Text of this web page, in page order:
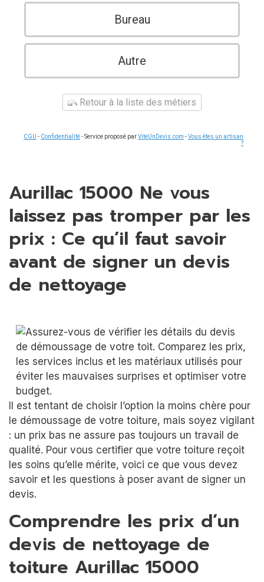
Bureau
Autre
Retour à la liste des métiers
CGU - Confidentialité- Service proposé parViteUnDevis.com -Vous êtes un artisan
?
Aurillac 15000 Ne vous
laissez pas tromper par les
prix : Ce qu’il faut savoir
avant de signer un devis
de nettoyage
Il est tentant de choisir l’option la moins chère pour
le démoussage de votre toiture, mais soyez vigilant
: un prix bas ne assure pas toujours un travail de
qualité. Pour vous certifier que votre toiture reçoit
les soins qu’elle mérite, voici ce que vous devez
savoir et les questions à poser avant de signer un
devis.
Comprendre les prix d’un
devis de nettoyage de
toiture Aurillac 15000